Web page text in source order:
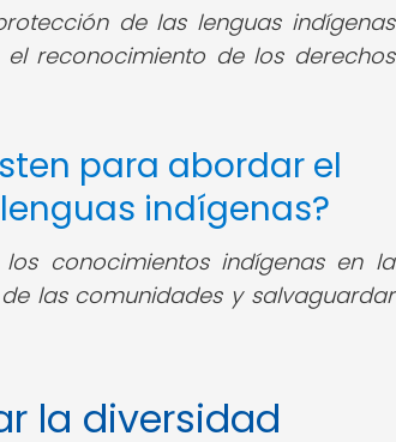
de las lenguas indígenas
reconocimiento de los derechos
para abordar el
indígenas?
conocimientos indígenas en la
las comunidades y salvaguardar
la diversidad